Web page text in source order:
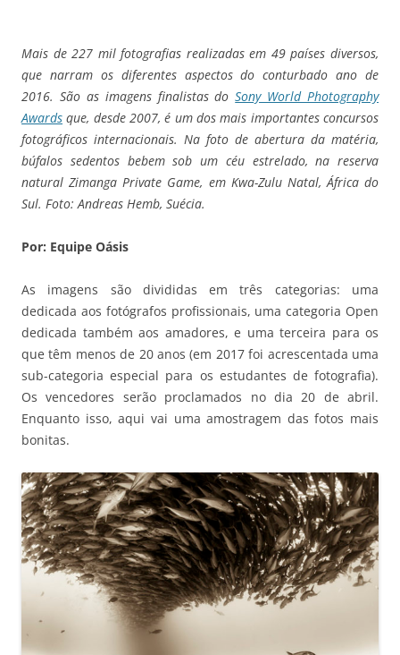
Mais de 227 mil fotografias realizadas em 49 países diversos,
que narram os diferentes aspectos do conturbado ano de
2016. São as imagens finalistas doSony World Photography
Awards que, desde 2007, é um dos mais importantes concursos
fotográficos internacionais. Na foto de abertura da matéria,
búfalos sedentos bebem sob um céu estrelado, na reserva
natural Zimanga Private Game, em Kwa-Zulu Natal, África do
Sul. Foto: Andreas Hemb, Suécia.
Por: Equipe Oásis
As imagens são divididas em três categorias: uma
dedicada aos fotógrafos profissionais, uma categoria Open
dedicada também aos amadores, e uma terceira para os
que têm menos de 20 anos (em 2017 foi acrescentada uma
sub-categoria especial para os estudantes de fotografia).
Os vencedores serão proclamados no dia 20 de abril.
Enquanto isso, aqui vai uma amostragem das fotos mais
bonitas.